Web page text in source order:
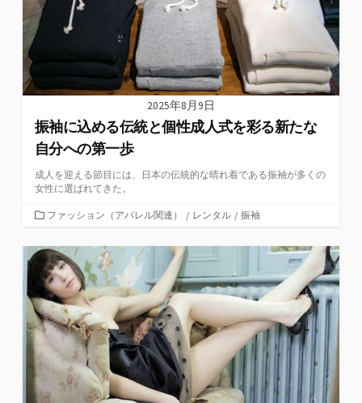
2025年8月9日
振袖に込める伝統と個性成人式を彩る新たな
自分への第一歩
成人を迎える節目には、日本の伝統的な晴れ着である振袖が多くの
女性に選ばれてきた。
カ
ゴ
リ
ー
ファッション（アパレル関連） / レンタル / 振袖